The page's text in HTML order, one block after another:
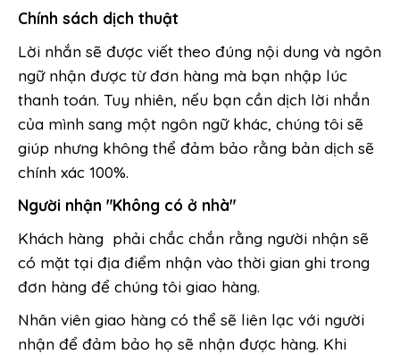
Chính sách dịch thuật
Lời nhắn sẽ được viết theo đúng nội dung và ngôn
ngữ nhận được từ đơn hàng mà bạn nhập lúc
thanh toán. Tuy nhiên, nếu bạn cần dịch lời nhắn
của mình sang một ngôn ngữ khác, chúng tôi sẽ
giúp nhưng không thể đảm bảo rằng bản dịch sẽ
chính xác 100%.
Người nhận "Không có ở nhà"
Khách hàng phải chắc chắn rằng người nhận sẽ
có mặt tại địa điểm nhận vào thời gian ghi trong
đơn hàng để chúng tôi giao hàng.
Nhân viên giao hàng có thể sẽ liên lạc với người
nhận để đảm bảo họ sẽ nhận được hàng. Khi